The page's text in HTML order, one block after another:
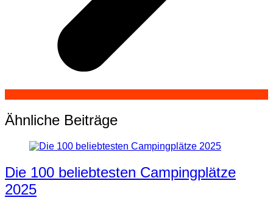
Ähnliche Beiträge
Die 100 beliebtesten Campingplätze
2025